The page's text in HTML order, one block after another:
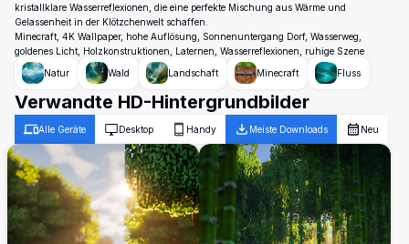
kristallklare Wasserreflexionen, die eine perfekte Mischung aus Wärme und
Gelassenheit in der Klötzchenwelt schaffen.
Minecraft, 4K Wallpaper, hohe Auflösung, Sonnenuntergang Dorf, Wasserweg,
goldenes Licht, Holzkonstruktionen, Laternen, Wasserreflexionen, ruhige Szene
Natur
Wald Landschaft Minecraft Fluss
Verwandte HD-Hintergrundbilder
Alle Geräte Desktop Handy Meiste Downloads Neu